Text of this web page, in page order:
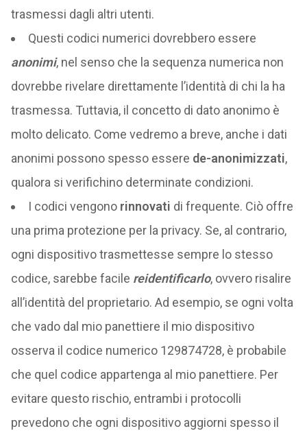
trasmessi dagli altri utenti.
Questi codici numerici dovrebbero essere
anonimi, nel senso che la sequenza numerica non
dovrebbe rivelare direttamente l’identità di chi la ha
trasmessa. Tuttavia, il concetto di dato anonimo è
molto delicato. Come vedremo a breve, anche i dati
anonimi possono spesso essere de-anonimizzati,
qualora si verifichino determinate condizioni.
I codici vengono rinnovati di frequente. Ciò offre
una prima protezione per la privacy. Se, al contrario,
ogni dispositivo trasmettesse sempre lo stesso
codice, sarebbe facile reidentificarlo, ovvero risalire
all’identità del proprietario. Ad esempio, se ogni volta
che vado dal mio panettiere il mio dispositivo
osserva il codice numerico 129874728, è probabile
che quel codice appartenga al mio panettiere. Per
evitare questo rischio, entrambi i protocolli
prevedono che ogni dispositivo aggiorni spesso il